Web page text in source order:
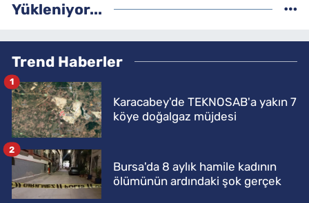
Yükleniyor...
Trend Haberler
Karacabey'de TEKNOSAB'a yakın 7
köye doğalgaz müjdesi
1
Bursa'da 8 aylık hamile kadının
ölümünün ardındaki şok gerçek
2